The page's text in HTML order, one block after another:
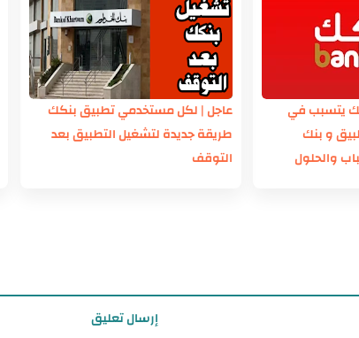
يتسبب في
و بنك
والحلول
عاجل | لكل مستخدمي تطبيق بنكك
طريقة جديدة لتشغيل التطبيق بعد
التوقف
إرسال تعليق